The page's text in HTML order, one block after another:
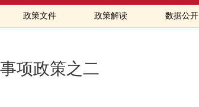
政策文件 政策解读 数据公开
项政策之二